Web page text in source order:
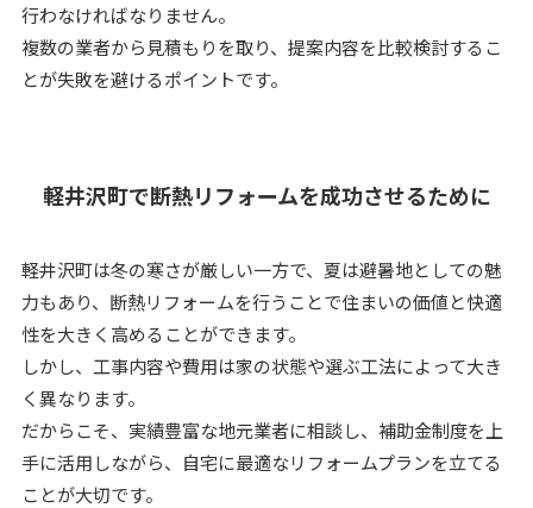
行わなければなりません。
複数の業者から見積もりを取り、提案内容を比較検討するこ
とが失敗を避けるポイントです。
軽井沢町で断熱リフォームを成功させるために
軽井沢町は冬の寒さが厳しい一方で、夏は避暑地としての魅
力もあり、断熱リフォームを行うことで住まいの価値と快適
性を大きく高めることができます。
しかし、工事内容や費用は家の状態や選ぶ工法によって大き
く異なります。
だからこそ、実績豊富な地元業者に相談し、補助金制度を上
手に活用しながら、自宅に最適なリフォームプランを立てる
ことが大切です。